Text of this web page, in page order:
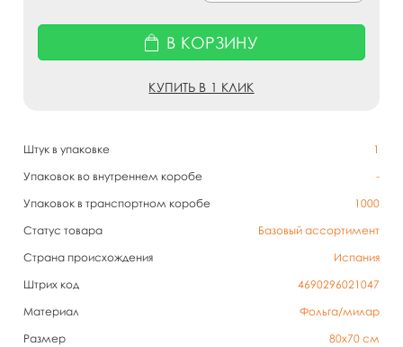
Штук в упаковке
1
Упаковок во внутреннем коробе
-
Упаковок в транспортном коробе
1000
Статус товара
Базовый ассортимент
Страна происхождения
Испания
Штрих код
4690296021047
Материал
Фольга/милар
Размер
80х70 см
В КОРЗИНУ
КУПИТЬ В 1 КЛИК